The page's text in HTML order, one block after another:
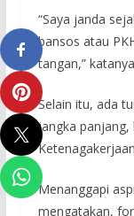
“Saya janda
bansos atau
tangan,”
Selain itu, ada
jangka panjang,
Menanggapi
mengatakan,